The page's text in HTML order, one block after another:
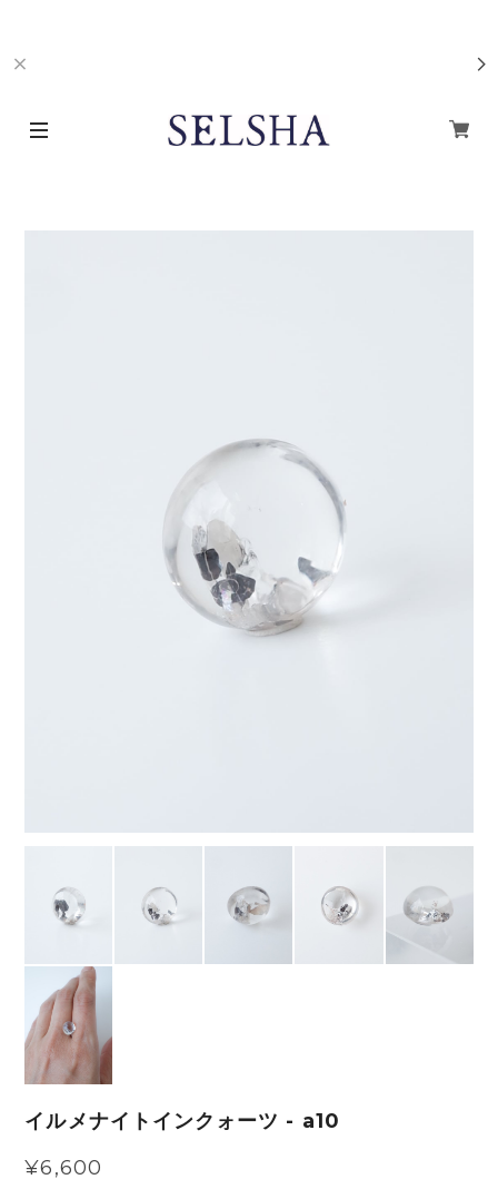
イルメナイトインクォーツ - a10
¥6,600